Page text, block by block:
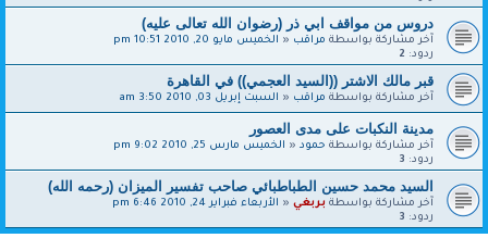
دروس من مواقف ابي ذر (رضوان الله تعالى عليه)
آخر مشاركة بواسطةمراقب« الخميس مايو 20, 2010 10:51 pm
ردود: 2
قبر مالك الاشتر ((السيد العجمي)) في القاهرة
آخر مشاركة بواسطةمراقب« السبت إبريل 03, 2010 3:50 am
مدينة النكبات على مدى العصور
آخر مشاركة بواسطةحمود« الخميس مارس 25, 2010 9:02 pm
ردود: 3
السيد محمد حسين الطباطبائي صاحب تفسير الميزان (رحمه الله)
آخر مشاركة بواسطةبربغي« الأربعاء فبراير 24, 2010 6:46 pm
ردود: 3